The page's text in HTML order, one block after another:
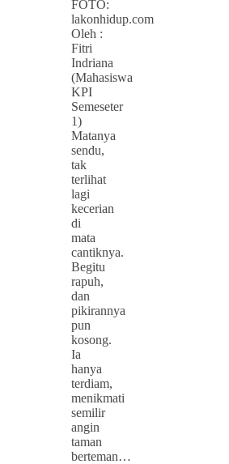
FOTO:
lakonhidup.com
Oleh :
Fitri
Indriana
(Mahasiswa
KPI
Semeseter
1)
Matanya
sendu,
tak
terlihat
lagi
kecerian
di
mata
cantiknya.
Begitu
rapuh,
dan
pikirannya
pun
kosong.
Ia
hanya
terdiam,
menikmati
semilir
angin
taman
berteman…